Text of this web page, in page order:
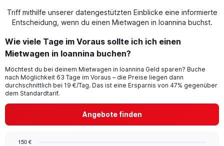
Triff mithilfe unserer datengestützten Einblicke eine informierte
Entscheidung, wenn du einen Mietwagen in Ioannina buchst.
Wie viele Tage im Voraus sollte ich ich einen
Mietwagen in Ioannina buchen?
Möchtest du bei deinem Mietwagen in Ioannina Geld sparen? Buche
nach Möglichkeit 63 Tage im Voraus – die Preise liegen dann
durchschnittlich bei 19 €/Tag. Das ist eine Ersparnis von 47% gegenüber
dem Standardtarif.
Angebote finden
150 €